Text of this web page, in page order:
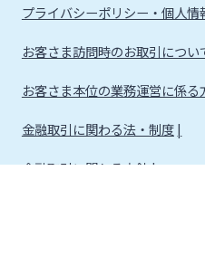
プライバシーポリシー・個人
お客さま訪問時のお取引につい
お客さま本位の業務運営に係る
金融取引に関わる法・制度
金融取引に関わる方針